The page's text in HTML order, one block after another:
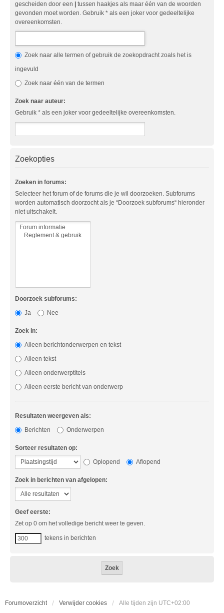
gescheiden door een
tussen haakjes als maar één van de woorden
gevonden moet worden. Gebruik * als een joker voor gedeeltelijke
overeenkomsten.
Zoek naar alle termen of gebruik de zoekopdracht zoals het is
ingevuld
Zoek naar één van de termen
Zoek naar auteur:
Gebruik * als een joker voor gedeeltelijke overeenkomsten.
Zoekopties
Zoeken in forums:
Selecteer het forum of de forums die je wil doorzoeken. Subforums
worden automatisch doorzocht als je “Doorzoek subforums“ hieronder
niet uitschakelt.
Doorzoek subforums:
Ja
Nee
Zoek in:
Alleen berichtonderwerpen en tekst
Alleen tekst
Alleen onderwerptitels
Alleen eerste bericht van onderwerp
Resultaten weergeven als:
Berichten
Onderwerpen
Sorteer resultaten op:
Oplopend
Aflopend
Zoek in berichten van afgelopen:
Geef eerste:
Zet op 0 om het volledige bericht weer te geven.
tekens in berichten
Forumoverzicht Verwijder cookies Alle tijden zijn UTC+02:00